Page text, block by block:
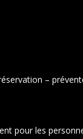
–
pour les